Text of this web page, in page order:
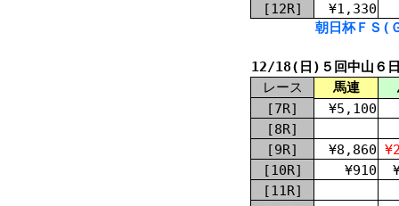
[12R]
¥1,330
朝日杯ＦＳ(
12/18(日)５回中山６
レース
馬連
[7R]
¥5,100
[8R]
[9R]
¥8,860
[10R]
¥910
[11R]